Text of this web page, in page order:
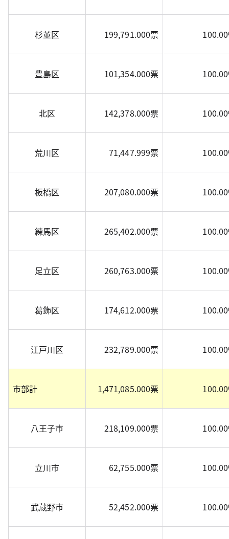
杉並区 199,791.000票
豊島区 101,354.000票
北区 142,378.000票
荒川区 71,447.999票
板橋区 207,080.000票
練馬区 265,402.000票
足立区 260,763.000票
葛飾区 174,612.000票
江戸川区 232,789.000票
市部計 1,471,085.000票
八王子市 218,109.000票
立川市 62,755.000票
武蔵野市 52,452.000票